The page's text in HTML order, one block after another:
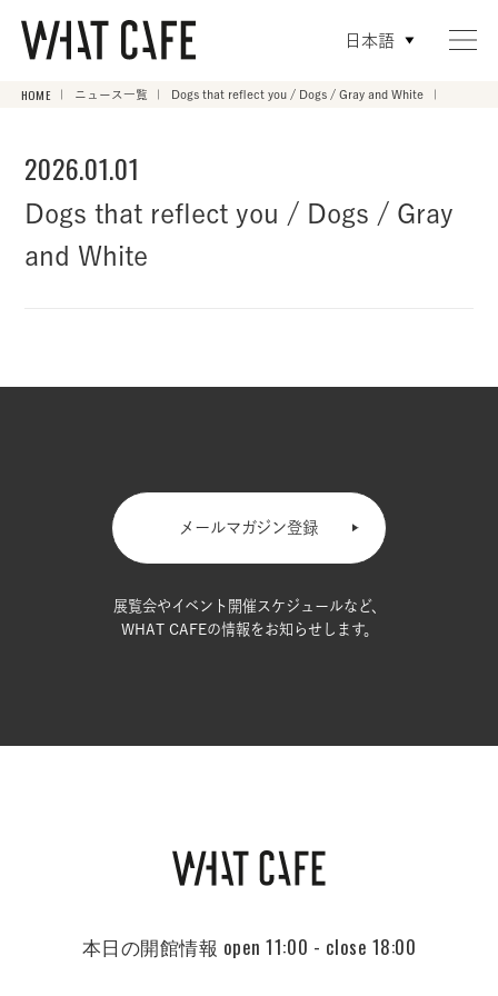
日本語
HOME ニュース一覧 Dogs that reflect you / Dogs / Gray and White
2026.01.01
Dogs that reflect you / Dogs / Gray
and White
メールマガジン登録
展覧会やイベント開催スケジュールなど、
WHAT CAFEの情報をお知らせします。
本日の開館情報 open 11:00 - close 18:00